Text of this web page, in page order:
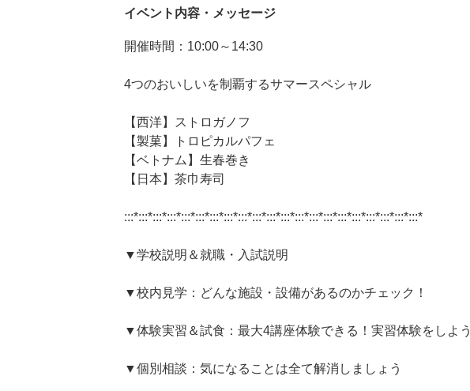
イベント内容・メッセージ
開催時間：10:00～14:30
4つのおいしいを制覇するサマースペシャル
【西洋】ストロガノフ
【製菓】トロピカルパフェ
【ベトナム】生春巻き
【日本】茶巾寿司
:::*:::*:::*:::*:::*:::*:::*:::*:::*:::*:::*:::*:::*:::*:::*:::*:::*:::*:::*:::*:::*
▼学校説明＆就職・入試説明
▼校内見学：どんな施設・設備があるのかチェック！
▼体験実習＆試食：最大4講座体験できる！実習体験をしよう
▼個別相談：気になることは全て解消しましょう